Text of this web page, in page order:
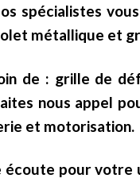
spécialistes
métallique et
de : grille de
nous appel
et motorisation.
écoute pour